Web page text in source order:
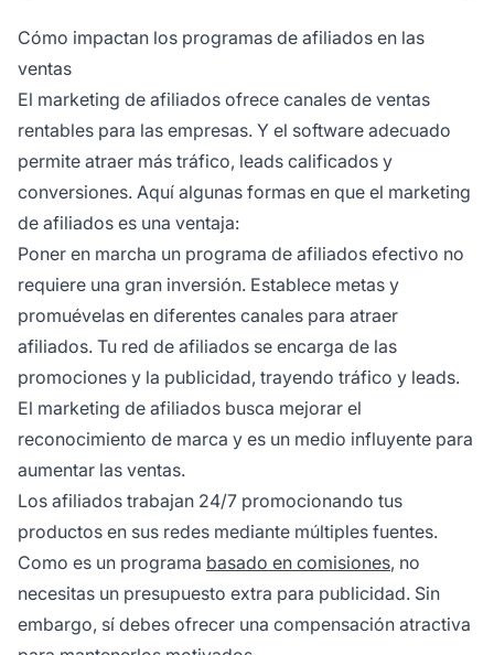
Cómo impactan los programas de afiliados en las
ventas
El marketing de afiliados ofrece canales de ventas
rentables para las empresas. Y el software adecuado
permite atraer más tráfico, leads calificados y
conversiones. Aquí algunas formas en que el marketing
de afiliados es una ventaja:
Poner en marcha un programa de afiliados efectivo no
requiere una gran inversión. Establece metas y
promuévelas en diferentes canales para atraer
afiliados. Tu red de afiliados se encarga de las
promociones y la publicidad, trayendo tráfico y leads.
El marketing de afiliados busca mejorar el
reconocimiento de marca y es un medio influyente para
aumentar las ventas.
Los afiliados trabajan 24/7 promocionando tus
productos en sus redes mediante múltiples fuentes.
Como es un programa basado en comisiones, no
necesitas un presupuesto extra para publicidad. Sin
embargo, sí debes ofrecer una compensación atractiva